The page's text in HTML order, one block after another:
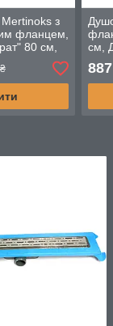
Mertinoks з
фланцем,
80 см,
см,
887